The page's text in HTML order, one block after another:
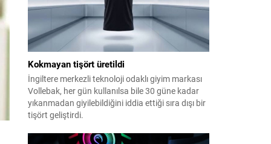
Kokmayan tişört üretildi
İngiltere merkezli teknoloji odaklı giyim markası
Vollebak, her gün kullanılsa bile 30 güne kadar
yıkanmadan giyilebildiğini iddia ettiği sıra dışı bir
tişört geliştirdi.